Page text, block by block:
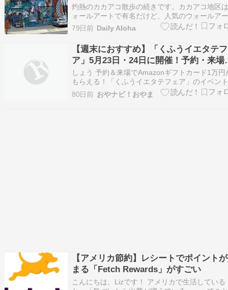
灼熱のカカアコ散歩の続きです。カカアコ地区
ォールアートで有名だけど、人気のウォールア
は皆様見飽きてるだろうから、今回は割とマイ
なの撮ってみました。この自転車のウォールアー
ト、車輪の絵のところには自転車のオブジェが
てるし木の絵が描かれたところ、幹が雨どいと
化して…
79日前 Daily Aloha
【週末におすすめ】「くふうイエタテ
ア」5月23日・24日に開催！予約・来場
Amazonギフトカード1万円プレゼント
｜宇都宮
しょう 予約＆来場でAmazonギフトカード1万円
もらえる！「くふうイエタテフェア」のイベン
報をお届け！ このボタンからの予約でAmazon
トカード1万円分プレゼント > Web予約はこちら
80日前 おやナビ！おやま
【アメリカ節約】レシートでポイント
まる「Fetch Rewards」がすごい
こんにちは、Lizです！ アメリカで生活している